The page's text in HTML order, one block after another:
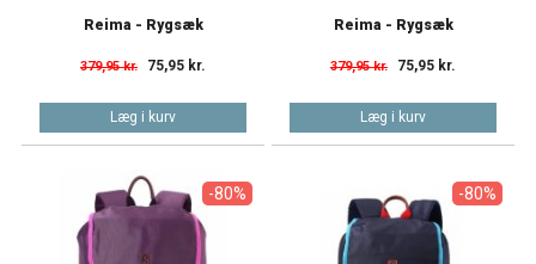
Reima - Rygsæk
379,95 kr. 75,95 kr.
Læg i kurv
Reima - Rygsæk
379,95 kr. 75,95 kr.
Læg i kurv
-80% -80%